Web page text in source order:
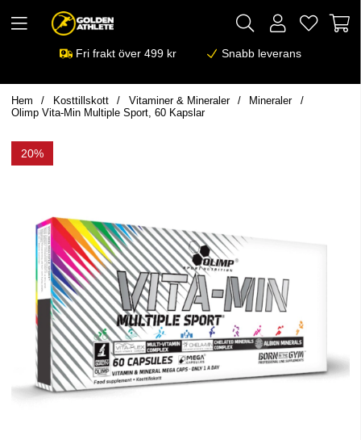
Fri frakt över 499 kr Snabb leverans
Hem Kosttillskott Vitaminer & Mineraler
Mineraler
Olimp Vita-Min Multiple Sport, 60 Kapslar
20%